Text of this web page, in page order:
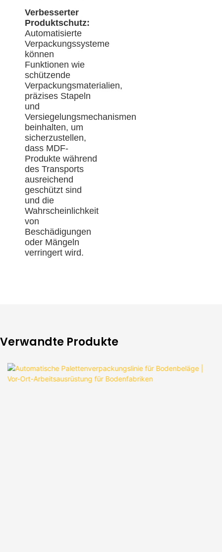
Verbesserter
Produktschutz:
Automatisierte
Verpackungssysteme
können
Funktionen wie
schützende
Verpackungsmaterialien,
präzises Stapeln
und
Versiegelungsmechanismen
beinhalten, um
sicherzustellen,
dass MDF-
Produkte während
des Transports
ausreichend
geschützt sind
und die
Wahrscheinlichkeit
von
Beschädigungen
oder Mängeln
verringert wird.
Verwandte Produkte